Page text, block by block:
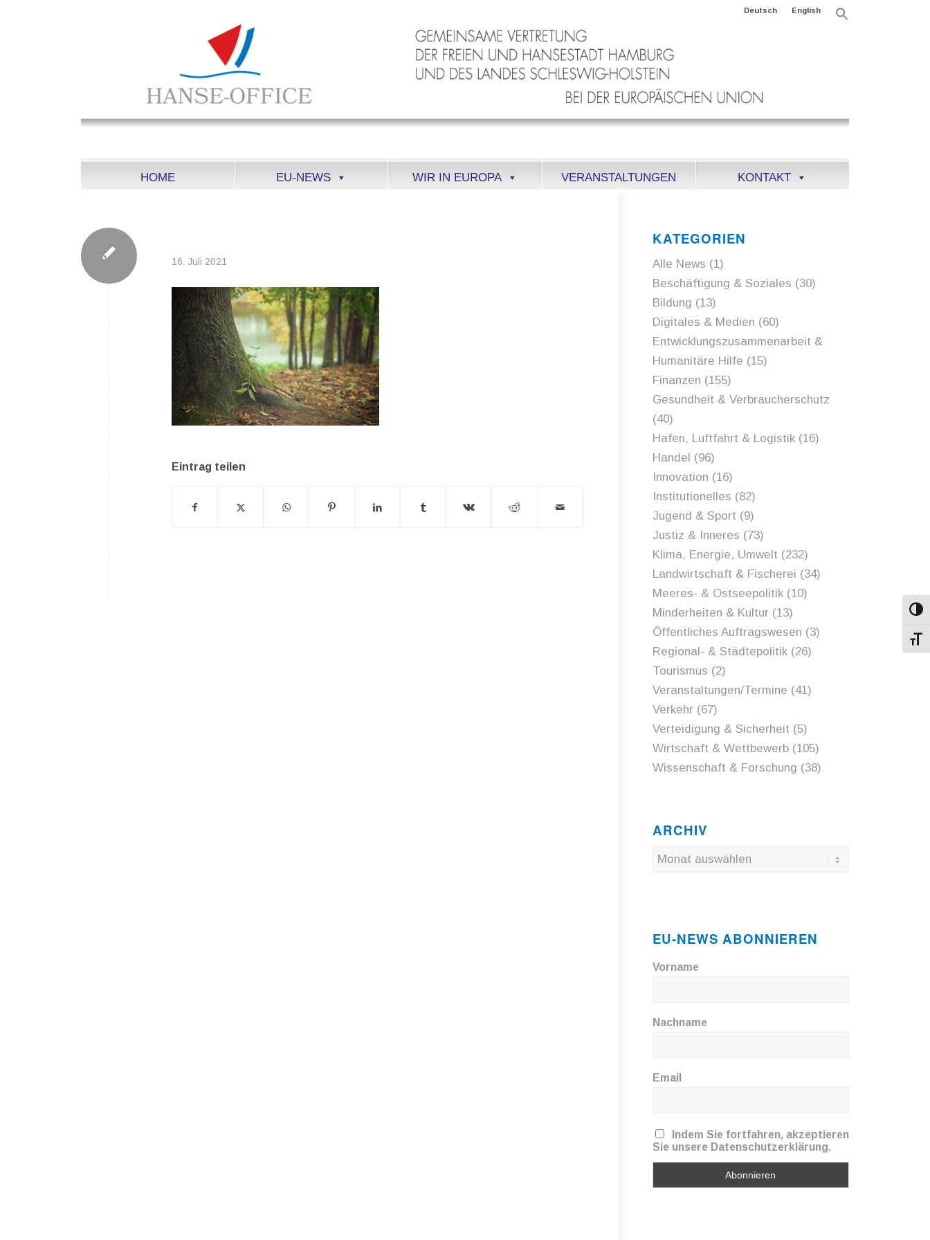
Deutsch English
HOME EU-NEWS WIR IN EUROPA VERANSTALTUNGEN KONTAKT
16. Juli 2021
Eintrag teilen
KATEGORIEN
Alle News (1)
Beschäftigung & Soziales (30)
Bildung (13)
Digitales & Medien (60)
Entwicklungszusammenarbeit &
Humanitäre Hilfe (15)
Finanzen (155)
Gesundheit & Verbraucherschutz
(40)
Hafen, Luftfahrt & Logistik(16)
Handel (96)
Innovation (16)
Institutionelles (82)
Jugend & Sport (9)
Justiz & Inneres (73)
Klima, Energie, Umwelt (232)
Landwirtschaft & Fischerei (34)
Meeres- & Ostseepolitik(10)
Minderheiten & Kultur(13)
Öffentliches Auftragswesen (3)
Regional- & Städtepolitik(26)
Tourismus (2)
Veranstaltungen/Termine (41)
Verkehr(67)
Verteidigung & Sicherheit (5)
Wirtschaft & Wettbewerb(105)
Wissenschaft & Forschung (38)
ARCHIV
EU-NEWS ABONNIEREN
Vorname
Nachname
Email
Indem Sie fortfahren, akzeptieren
Sie unsere Datenschutzerklärung.